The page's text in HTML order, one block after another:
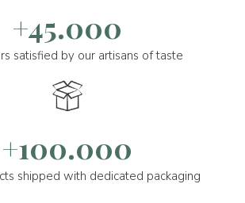
+45.000
satisfied by our artisans of taste
+100.000
shipped with dedicated packaging